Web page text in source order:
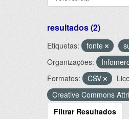
resultados (2)
Etiquetas: fonte
Organizações:
Formatos:
CSV
Creative Commons
Filtrar Resultados